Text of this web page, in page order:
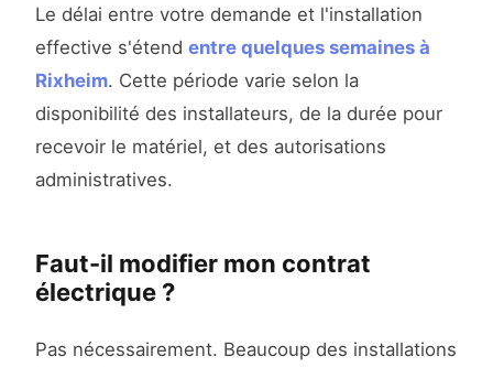
Le délai entre votre demande et l'installation
effective s'étend entre quelques semaines à
Rixheim. Cette période varie selon la
disponibilité des installateurs, de la durée pour
recevoir le matériel, et des autorisations
administratives.
Faut-il modifier mon contrat
électrique ?
Pas nécessairement. Beaucoup des installations